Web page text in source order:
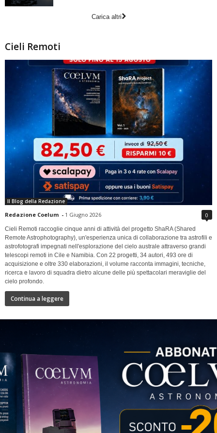
Carica altri
Cieli Remoti
Il Blog della Redazione
Redazione Coelum - 1 Giugno 2026 0
Cieli Remoti raccoglie cinque anni di attività del progetto ShaRA (Shared
Remote Astrophotography), un'esperienza unica di collaborazione tra astrofili e
astrofotografi impegnati nell'esplorazione del cielo australe attraverso grandi
telescopi remoti in Cile e Namibia. Con 22 progetti, 34 autori, 493 ore di
acquisizione e oltre 330 elaborazioni, il volume racconta immagini, tecniche,
ricerca e lavoro di squadra dietro alcune delle più spettacolari meraviglie del
cielo profondo.
Continua a leggere